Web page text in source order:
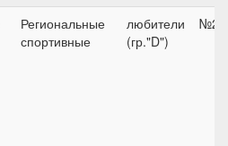
Региональные
спортивные
любители
(гр."D")